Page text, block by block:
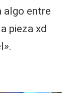
algo entre
pieza xd